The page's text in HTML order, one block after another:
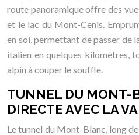
route panoramique offre des
et le lac du Mont-Cenis.
en soi, permettant de passer de
italien en quelques kilomètres,
alpin à couper le souffle.
TUNNEL DU MONT-
DIRECTE AVEC LA
Le tunnel du Mont-Blanc, long